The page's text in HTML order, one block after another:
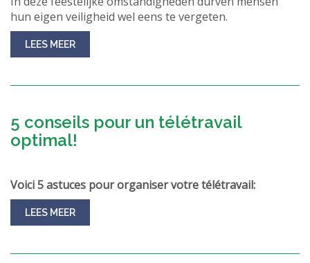
hun eigen veiligheid wel eens te vergeten.
LEES MEER
5 conseils pour un télétravail
optimal!
Voici 5 astuces pour organiser votre télétravail:
LEES MEER